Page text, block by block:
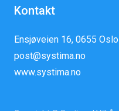
Kontakt
Ensjøveien 16, 0655 Oslo
post@systima.no
www.systima.no